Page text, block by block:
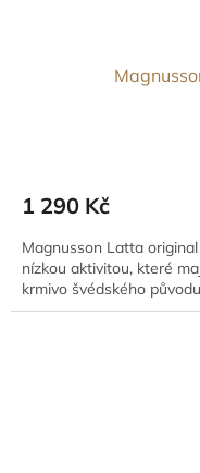
1 290 Kč
Magnusson Latta
nízkou aktivitou, které
krmivo švédského